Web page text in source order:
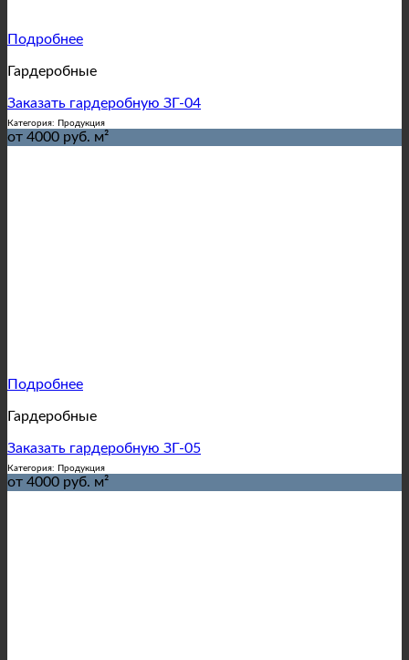
Подробнее
Гардеробные
Заказать гардеробную ЗГ-04
Категория: Продукция
от 4000 руб. м²
Подробнее
Гардеробные
Заказать гардеробную ЗГ-05
Категория: Продукция
от 4000 руб. м²